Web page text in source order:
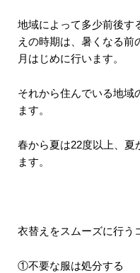
地域によって多少前後す
えの時期は、暑くなる前
月はじめに行います。
それから住んでいる地域
ます。
春から夏は22度以上、夏
ます。
衣替えをスムーズに行う
①不要な服は処分する